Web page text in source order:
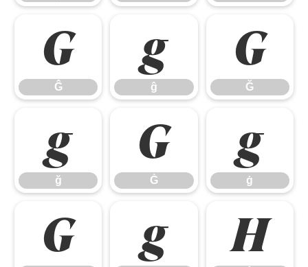
Ĝ
Ĝ
ĝ
ĝ
Ğ
Ğ
ğ
ğ
Ġ
Ġ
ġ
ġ
Ģ ģ Ĥ